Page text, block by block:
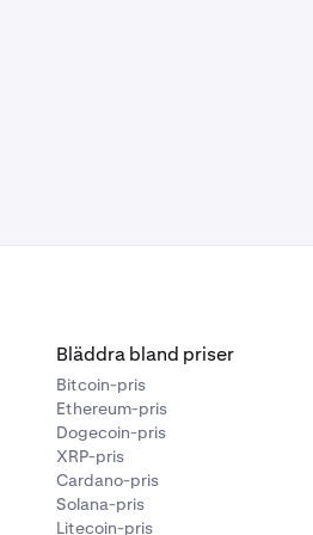
Bläddra bland priser
Bitcoin-pris
Ethereum-pris
Dogecoin-pris
XRP-pris
Cardano-pris
Solana-pris
Litecoin-pris